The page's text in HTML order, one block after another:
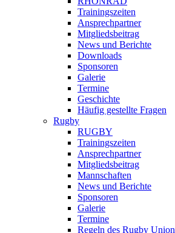
Trainingszeiten
Ansprechpartner
Mitgliedsbeitrag
News und Berichte
Downloads
Sponsoren
Galerie
Termine
Geschichte
Häufig gestellte Fragen
Rugby
RUGBY
Trainingszeiten
Ansprechpartner
Mitgliedsbeitrag
Mannschaften
News und Berichte
Sponsoren
Galerie
Termine
Regeln des Rugby Union